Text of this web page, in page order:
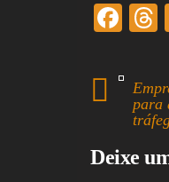
Fa
bo
ok
para
Deixe